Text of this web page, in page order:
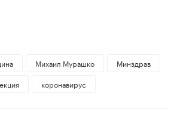
Михаил Мурашко
Минздрав
коронавирус